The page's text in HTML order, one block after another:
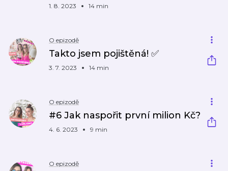
1. 8. 2023 14 min
O epizodě
Takto jsem pojištěná! ✅
3. 7. 2023 14 min
O epizodě
#6 Jak naspořit první milion Kč?
4. 6. 2023 9 min
O epizodě